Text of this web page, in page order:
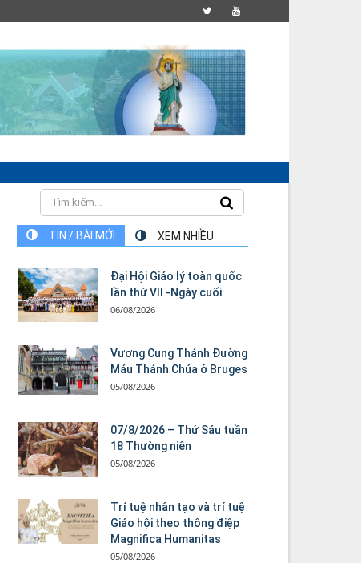
TIN / BÀI MỚI XEM NHIỀU
Đại Hội Giáo lý toàn quốc
lần thứ VII -Ngày cuối
06/08/2026
Vương Cung Thánh Ðường
Máu Thánh Chúa ở Bruges
05/08/2026
07/8/2026 – Thứ Sáu tuần
18 Thường niên
05/08/2026
Trí tuệ nhân tạo và trí tuệ
Giáo hội theo thông điệp
Magnifica Humanitas
05/08/2026